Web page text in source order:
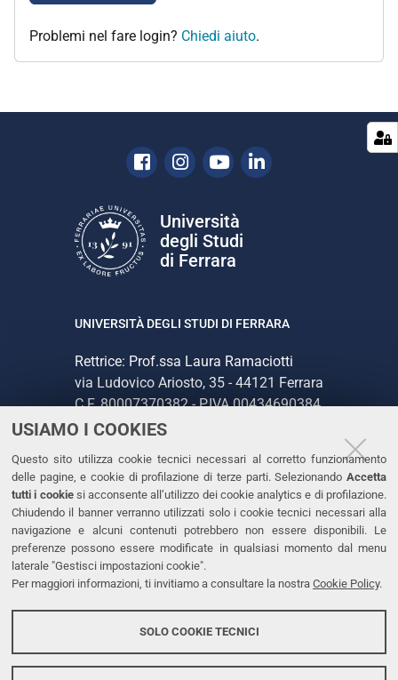
USIAMO I COOKIES
Questo sito utilizza cookie tecnici necessari al corretto funzionamento
delle pagine, e cookie di profilazione di terze parti. Selezionando Accetta
tutti i cookiesi acconsente all’utilizzo dei cookie analytics e di profilazione.
Chiudendo il banner verranno utilizzati solo i cookie tecnici necessari alla
navigazione e alcuni contenuti potrebbero non essere disponibili. Le
preferenze possono essere modificate in qualsiasi momento dal menu
laterale "Gestisci impostazioni cookie".
Per maggiori informazioni, ti invitiamo a consultare la nostra Cookie Policy.
SOLO COOKIE TECNICI
Problemi nel fare login? Chiedi aiuto.
Facebook
Instagram
YoutubeLinkedin
Università
degli Studi
di Ferrara
UNIVERSITÀ DEGLI STUDI DI FERRARA
Rettrice: Prof.ssa Laura Ramaciotti
via Ludovico Ariosto, 35 - 44121 Ferrara
C.F. 80007370382 - P.IVA 00434690384
CONTATTI
Tel. +39 0532 293111
Fax. +39 0532 293031
PEC
LINKS
Accessibilità
Protezione dati personali